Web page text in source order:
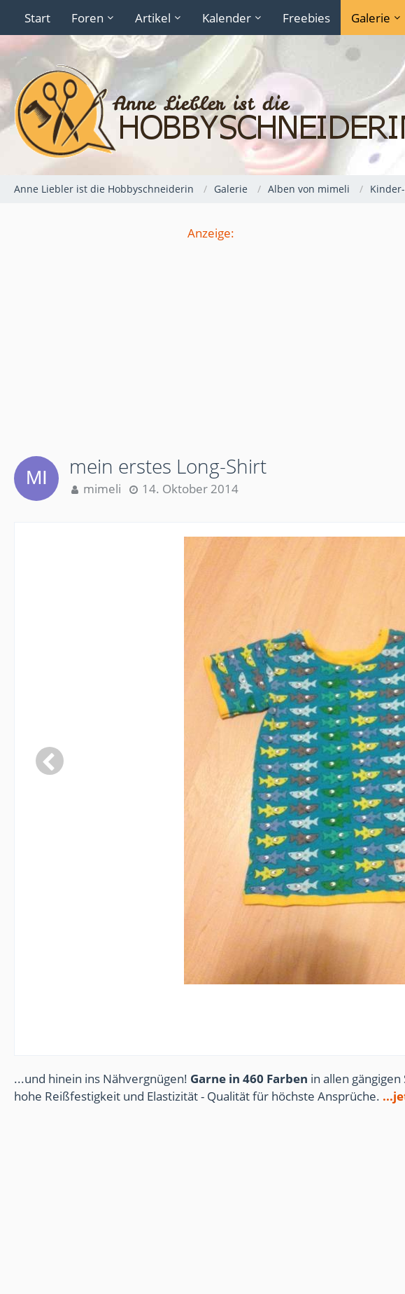
Start Foren Artikel Kalender Freebies Galerie
Anne Liebler ist die Hobbyschneiderin Galerie Alben von mimeli
Anzeige:
mein erstes Long-Shirt
mimeli 14. Oktober 2014
...und hinein ins Nähvergnügen! Garne in 460 Farben in allen
hohe Reißfestigkeit und Elastizität - Qualität für höchste Ansprüche.